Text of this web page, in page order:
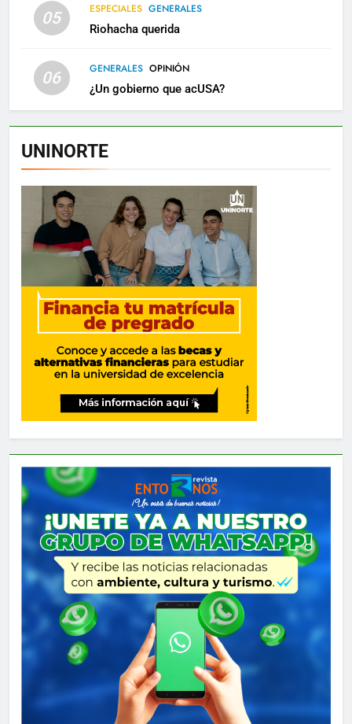
05 ESPECIALES GENERALES
Riohacha querida
06 GENERALES OPINIÓN
¿Un gobierno que acUSA?
UNINORTE